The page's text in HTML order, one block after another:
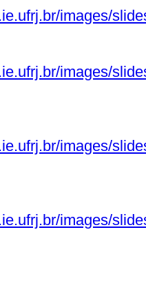
images/
images/
images/
images/